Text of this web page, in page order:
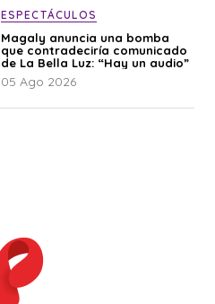
ESPECTÁCULOS
Magaly anuncia una bomba
que contradeciría comunicado
de La Bella Luz: “Hay un audio”
05 Ago 2026